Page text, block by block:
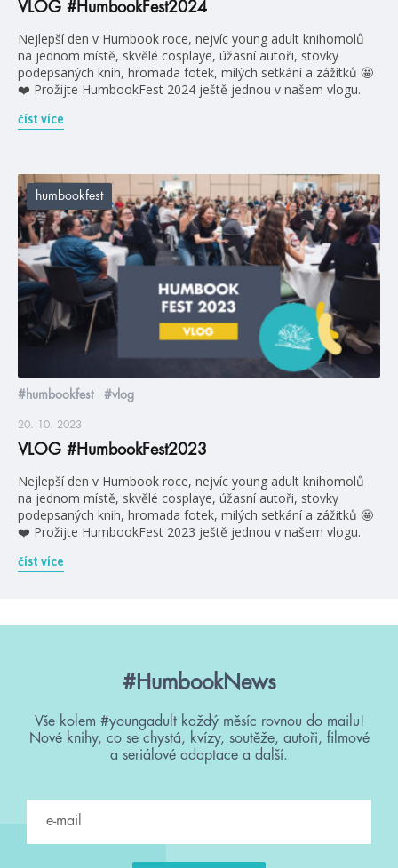
VLOG #HumbookFest2024
Nejlepší den v Humbook roce, nejvíc young adult knihomolů
na jednom místě, skvělé cosplaye, úžasní autoři, stovky
podepsaných knih, hromada fotek, milých setkání a zážitků 🤩
❤️ Prožijte HumbookFest 2024 ještě jednou v našem vlogu.
číst více
humbookfest
#humbookfest #vlog
20. 10. 2023
VLOG #HumbookFest2023
Nejlepší den v Humbook roce, nejvíc young adult knihomolů
na jednom místě, skvělé cosplaye, úžasní autoři, stovky
podepsaných knih, hromada fotek, milých setkání a zážitků 🤩
❤️ Prožijte HumbookFest 2023 ještě jednou v našem vlogu.
číst více
#HumbookNews
Vše kolem #youngadult každý měsíc rovnou do mailu!
Nové knihy, co se chystá, kvízy, soutěže, autoři, filmové
a seriálové adaptace a další.